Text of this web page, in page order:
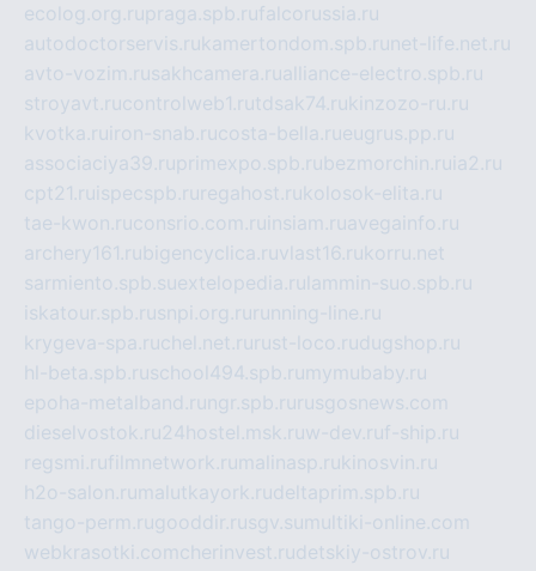
ecolog.org.rupraga.spb.rufalcorussia.ru
autodoctorservis.rukamertondom.spb.ru net-life.net.ru
avto-vozim.rusakhcamera.rualliance-electro.spb.ru
stroyavt.rucontrolweb1.rutdsak74.rukinzozo-ru.ru
kvotka.ru iron-snab.rucosta-bella.rueugrus.pp.ru
associaciya39.ruprimexpo.spb.rubezmorchin.ru ia2.ru
cpt21.ru ispecspb.ru regahost.rukolosok-elita.ru
tae-kwon.ruconsrio.com.ru insiam.ruavegainfo.ru
archery161.rubigencyclica.ruvlast16.rukorru.net
sarmiento.spb.suextelopedia.ru lammin-suo.spb.ru
iskatour.spb.rusnpi.org.ru running-line.ru
krygeva-spa.ruchel.net.ru rust-loco.rudugshop.ru
hl-beta.spb.ruschool494.spb.ru mymubaby.ru
epoha-metalband.ru ngr.spb.ru rusgosnews.com
dieselvostok.ru24hostel.msk.ruw-dev.ruf-ship.ru
regsmi.rufilmnetwork.ru malinasp.rukinosvin.ru
h2o-salon.ru malutkayork.rudeltaprim.spb.ru
tango-perm.rugooddir.rusgv.su multiki-online.com
webkrasotki.comcherinvest.rudetskiy-ostrov.ru